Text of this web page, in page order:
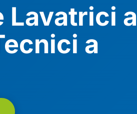
Lavatrici a
a